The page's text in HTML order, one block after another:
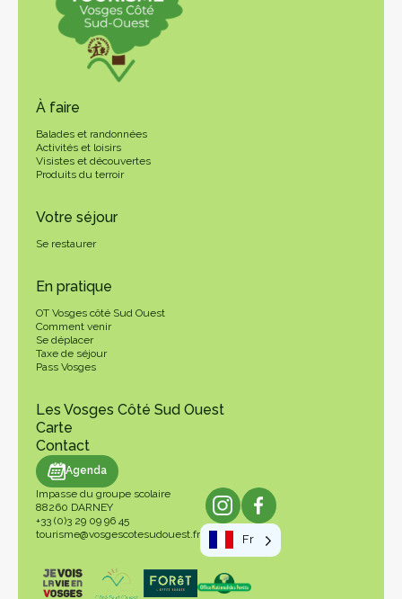
À faire
Balades et randonnées
Activités et loisirs
Visistes et découvertes
Produits du terroir
Votre séjour
Se restaurer
En pratique
OT Vosges côté Sud Ouest
Comment venir
Se déplacer
Taxe de séjour
Pass Vosges
Les Vosges Côté Sud Ouest
Carte
Contact
Agenda
Impasse du groupe scolaire
88260 DARNEY
+33 (0)3 29 09 96 45
tourisme@vosgescotesudouest.fr
Fr